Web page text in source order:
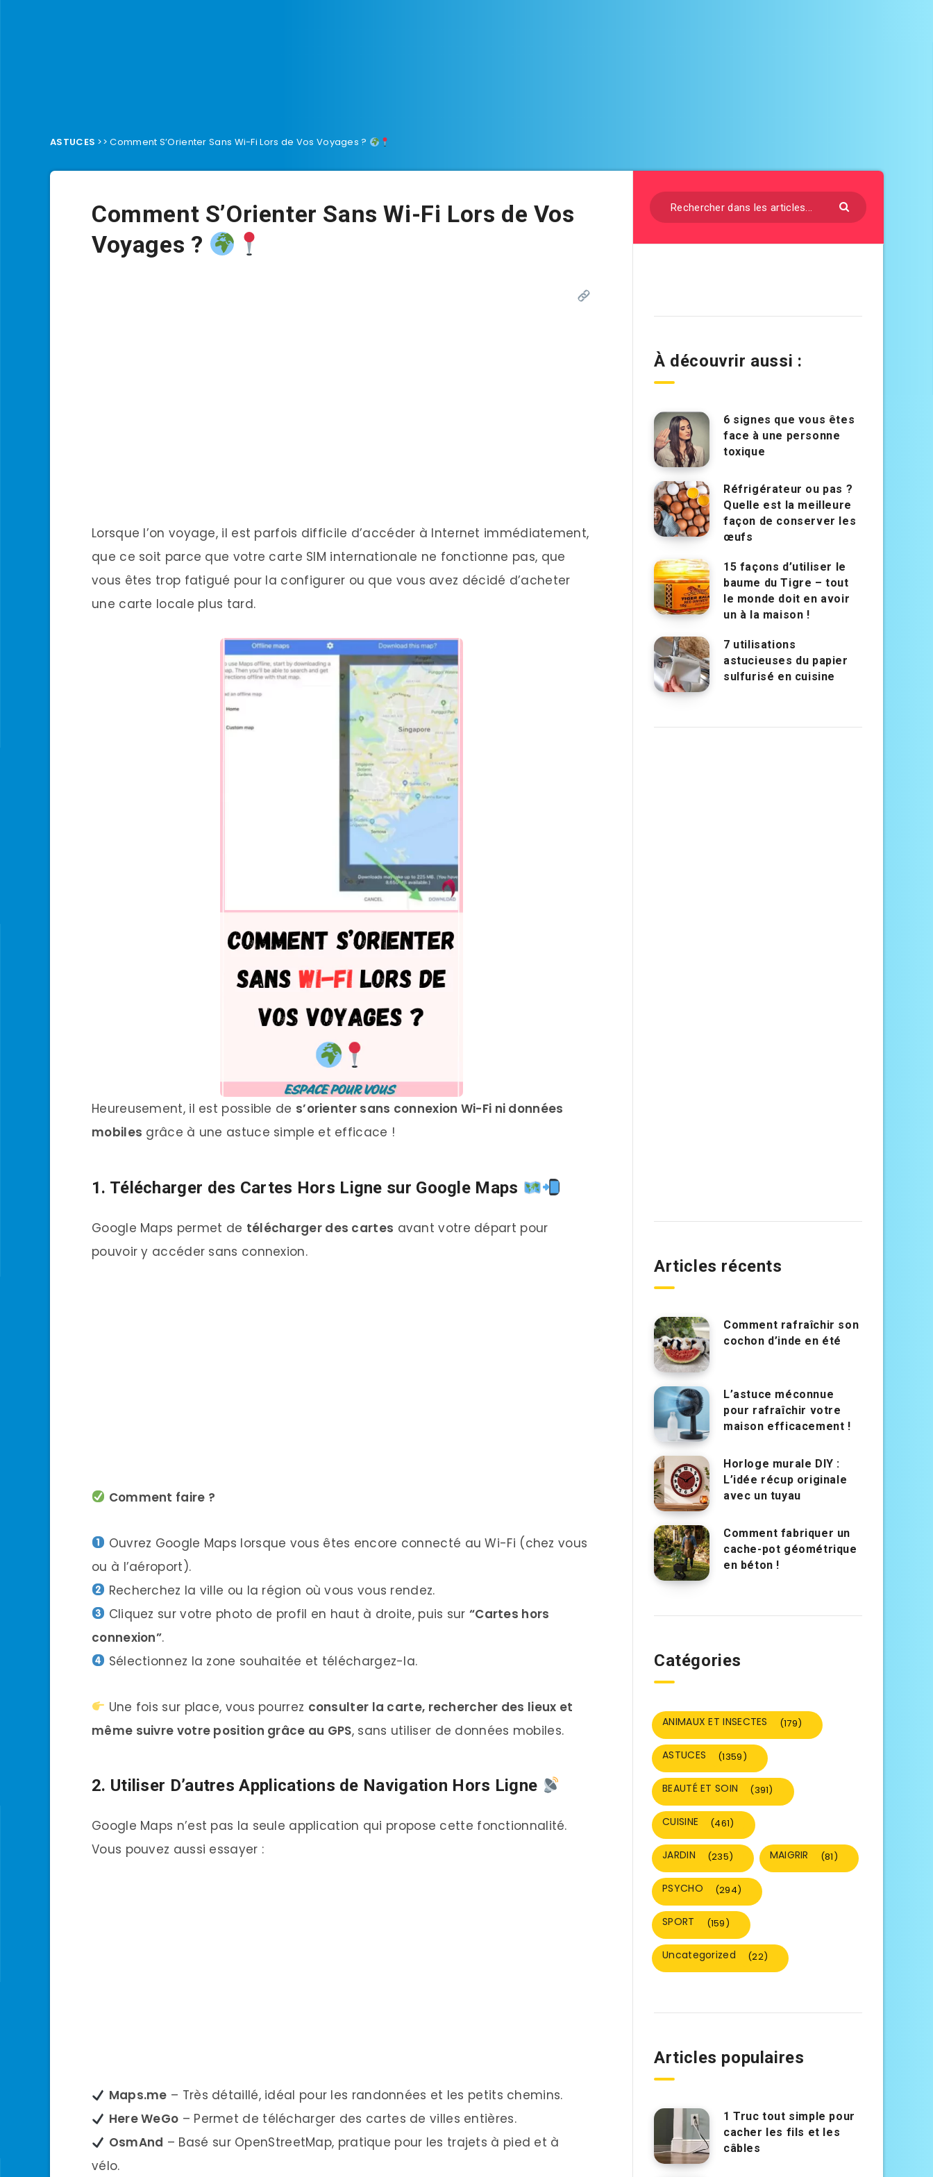
ASTUCES >>Comment S’Orienter Sans Wi-Fi Lors de Vos Voyages ?
Comment S’Orienter Sans Wi-Fi Lors de Vos
Voyages ?
Lorsque l’on voyage, il est parfois difficile d’accéder à Internet immédiatement,
que ce soit parce que votre carte SIM internationale ne fonctionne pas, que
vous êtes trop fatigué pour la configurer ou que vous avez décidé d’acheter
une carte locale plus tard.
Heureusement, il est possible de s’orienter sans connexion Wi-Fi ni données
mobiles grâce à une astuce simple et efficace !
1. Télécharger des Cartes Hors Ligne sur Google Maps
Google Maps permet de télécharger des cartes avant votre départ pour
pouvoir y accéder sans connexion.
Comment faire ?
Ouvrez Google Maps lorsque vous êtes encore connecté au Wi-Fi (chez vous
ou à l’aéroport).
Recherchez la ville ou la région où vous vous rendez.
Cliquez sur votre photo de profil en haut à droite, puis sur “Cartes hors
connexion”.
Sélectionnez la zone souhaitée et téléchargez-la.
Une fois sur place, vous pourrez consulter la carte, rechercher des lieux et
même suivre votre position grâce au GPS, sans utiliser de données mobiles.
2. Utiliser D’autres Applications de Navigation Hors Ligne
Google Maps n’est pas la seule application qui propose cette fonctionnalité.
Vous pouvez aussi essayer :
Maps.me – Très détaillé, idéal pour les randonnées et les petits chemins.
Here WeGo – Permet de télécharger des cartes de villes entières.
OsmAnd – Basé sur OpenStreetMap, pratique pour les trajets à pied et à
vélo.
À découvrir aussi :
6 signes que vous êtes
face à une personne
toxique
Réfrigérateur ou pas ?
Quelle est la meilleure
façon de conserver les
œufs
15 façons d’utiliser le
baume du Tigre – tout
le monde doit en avoir
un à la maison !
7 utilisations
astucieuses du papier
sulfurisé en cuisine
Articles récents
Comment rafraîchir son
cochon d’inde en été
L’astuce méconnue
pour rafraîchir votre
maison efficacement !
Horloge murale DIY :
L’idée récup originale
avec un tuyau
Comment fabriquer un
cache-pot géométrique
en béton !
Catégories
ANIMAUX ET INSECTES (179)
ASTUCES (1359)
BEAUTÉ ET SOIN (391)
CUISINE (461)
JARDIN (235) MAIGRIR (81)
PSYCHO (294)
SPORT (159)
Uncategorized (22)
Articles populaires
1 Truc tout simple pour
cacher les fils et les
câbles